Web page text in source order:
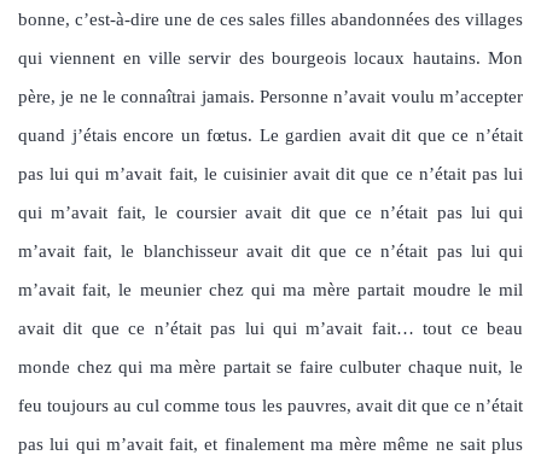
bonne, c’est-à-dire une de ces sales filles abandonnées des villages
qui viennent en ville servir des bourgeois locaux hautains. Mon
père, je ne le connaîtrai jamais. Personne n’avait voulu m’accepter
quand j’étais encore un fœtus. Le gardien avait dit que ce n’était
pas lui qui m’avait fait, le cuisinier avait dit que ce n’était pas lui
qui m’avait fait, le coursier avait dit que ce n’était pas lui qui
m’avait fait, le blanchisseur avait dit que ce n’était pas lui qui
m’avait fait, le meunier chez qui ma mère partait moudre le mil
avait dit que ce n’était pas lui qui m’avait fait… tout ce beau
monde chez qui ma mère partait se faire culbuter chaque nuit, le
feu toujours au cul comme tous les pauvres, avait dit que ce n’était
pas lui qui m’avait fait, et finalement ma mère même ne sait plus